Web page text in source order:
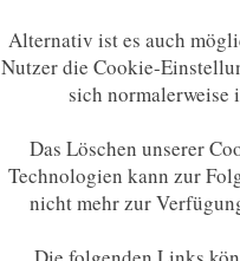
Alternativ ist es auch
Nutzer die Cookie-
sich normalerweise
Das Löschen unserer
Technologien kann zur
nicht mehr zur